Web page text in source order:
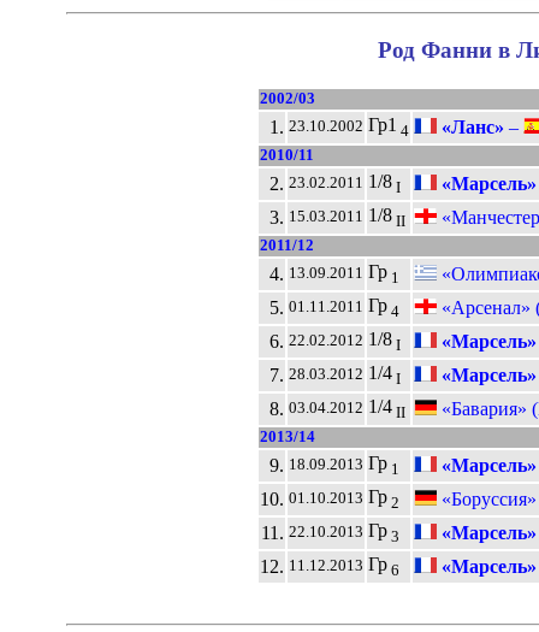
Род Фанни в
2002/03
1. 23.10.2002 Гр1 4 «Ланс» –
2010/11
2. 23.02.2011 1/8I «Марсель»
3. 15.03.2011 1/8II
2011/12
4. 13.09.2011 Гр1
5. 01.11.2011 Гр4
«Арсенал»
6. 22.02.2012 1/8I «Марсель»
7. 28.03.2012 1/4I «Марсель»
8. 03.04.2012 1/4II
2013/14
9. 18.09.2013 Гр1 «Марсель»
10. 01.10.2013 Гр2
11. 22.10.2013 Гр3 «Марсель»
12. 11.12.2013 Гр6 «Марсель»